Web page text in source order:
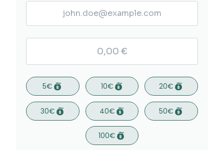
5€ 10€ 20€
30€ 40€ 50€
100€